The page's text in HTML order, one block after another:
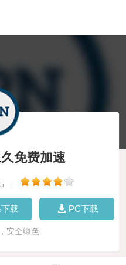
免费加速
载 PC下载
安全绿色